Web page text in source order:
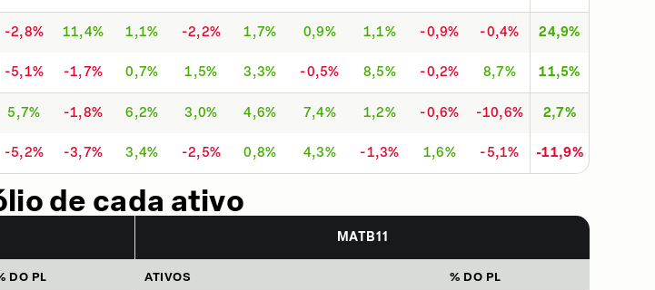
-2,8% 11,4% 1,1% -2,2% 1,7% 0,9% 1,1% -0,9% -0,4% 24,9%
-5,1% -1,7% 0,7% 1,5% 3,3% -0,5% 8,5% -0,2% 8,7% 11,5%
5,7% -1,8% 6,2% 3,0% 4,6% 7,4% 1,2% -0,6% -10,6% 2,7%
-5,2% -3,7% 3,4% -2,5% 0,8% 4,3% -1,3% 1,6% -5,1%
-11,9%
de cada ativo
MATB11
DO PL ATIVOS % DO PL